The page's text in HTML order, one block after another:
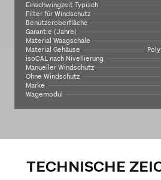
Einschwingzeit Typisch
Filter für Windschutz
Benutzeroberfläche
Garantie (Jahre)
Material Waagschale
Material Gehäuse
isoCAL nach Nivellierung
Manueller Windschutz
Ohne Windschutz
Marke
Wägemodul
TECHNISCHE